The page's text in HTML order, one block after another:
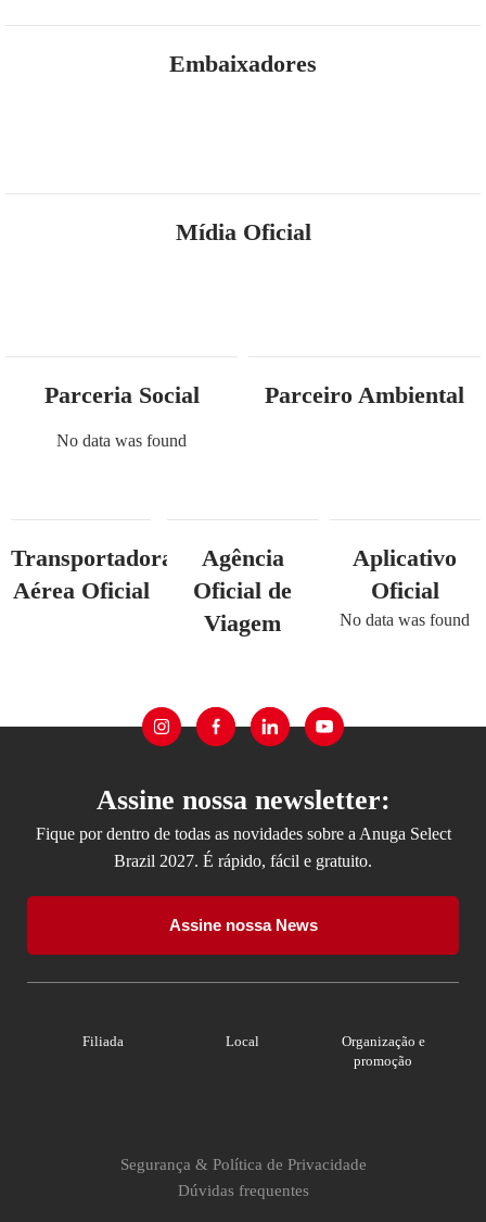
Embaixadores
Mídia Oficial
Parceria Social
No data was found
Parceiro Ambiental
Transportadora
Aérea Oficial
Agência
Oficial de
Viagem
Aplicativo
Oficial
No data was found
Assine nossa newsletter:
Fique por dentro de todas as novidades sobre a Anuga Select
Brazil 2027. É rápido, fácil e gratuito.
Assine nossa News
Segurança & Política de Privacidade
Dúvidas frequentes
Filiada Local
Organização e
promoção